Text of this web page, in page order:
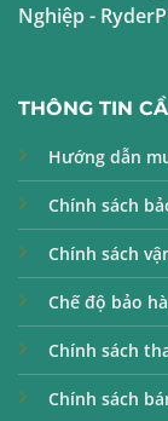
Nghiệp-
THÔNG TIN
Hướng dẫn
Chính sách
Chính sách
Chế độ bảo
Chính sách
Chính sách